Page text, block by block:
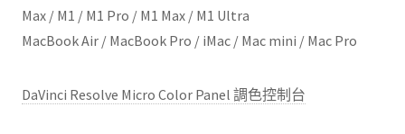
Max / M1 / M1 Pro / M1 Max / M1 Ultra
MacBook Air / MacBook Pro / iMac / Mac mini / Mac Pro
DaVinci Resolve Micro Color Panel 調色控制台